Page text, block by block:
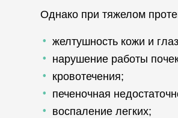
Однако при тяжелом
желтушность кожи и
нарушение работы
кровотечения;
печеночная
воспаление легких;